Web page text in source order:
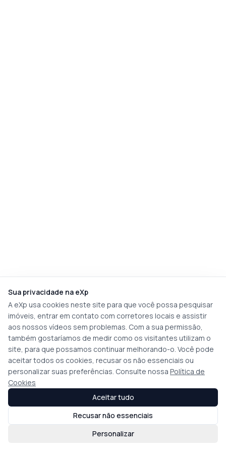
Sua privacidade na eXp
A eXp usa cookies neste site para que você possa pesquisar
imóveis, entrar em contato com corretores locais e assistir
aos nossos vídeos sem problemas. Com a sua permissão,
também gostaríamos de medir como os visitantes utilizam o
site, para que possamos continuar melhorando-o. Você pode
aceitar todos os cookies, recusar os não essenciais ou
personalizar suas preferências. Consulte nossa Política de
Cookies
Personalizar
Recusar não essenciais
Aceitar tudo